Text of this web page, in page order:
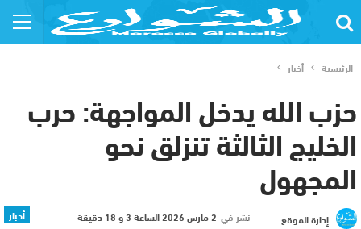
الرئيسية أخبار
حزب الله يدخل المواجهة: حرب
الخليج الثالثة تنزلق نحو
المجهول
أخبار إدارة الموقع نشر في 2 مارس 2026 الساعة 3 و 18 دقيقة